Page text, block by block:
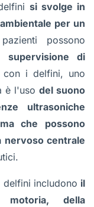
si svolge in
per un
possono
supervisione di
con i delfini, uno
è l'uso del suono
ultrasoniche
che possono
nervoso centrale
includono il
motoria, della